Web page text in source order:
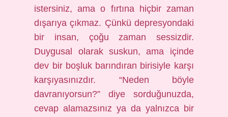
istersiniz, ama o fırtına hiçbir zaman
dışarıya çıkmaz. Çünkü depresyondaki
bir insan, çoğu zaman sessizdir.
Duygusal olarak suskun, ama içinde
dev bir boşluk barındıran birisiyle karşı
karşıyasınızdır. “Neden böyle
davranıyorsun?” diye sorduğunuzda,
cevap alamazsınız ya da yalnızca bir